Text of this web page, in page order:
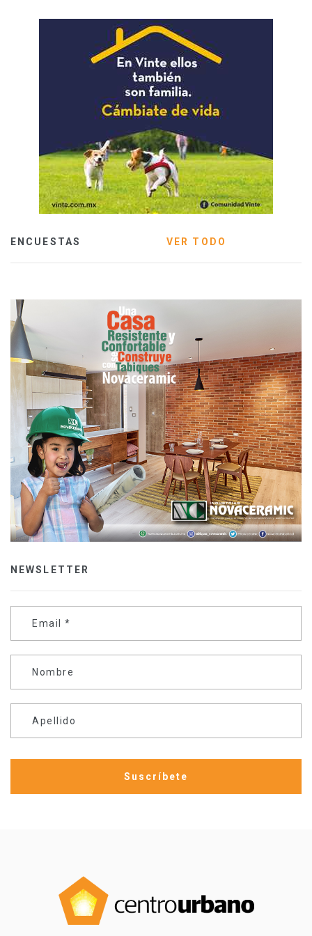
ENCUESTAS VER TODO
NEWSLETTER
Email *
Nombre
Apellido